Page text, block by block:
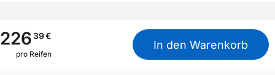
M+S
Nein
Motorrad Kennzeichnung
M/C
22639€
pro Reifen
In den Warenkorb